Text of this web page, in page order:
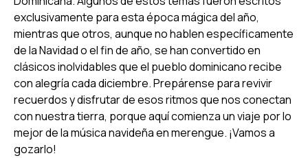
exclusivamente para esta época mágica del año,
mientras que otros, aunque no hablen específicamente
de la Navidad o el fin de año, se han convertido en
clásicos inolvidables que el pueblo dominicano recibe
con alegría cada diciembre. Prepárense para revivir
recuerdos y disfrutar de esos ritmos que nos conectan
con nuestra tierra, porque aquí comienza un viaje por lo
mejor de la música navideña en merengue. ¡Vamos a
gozarlo!